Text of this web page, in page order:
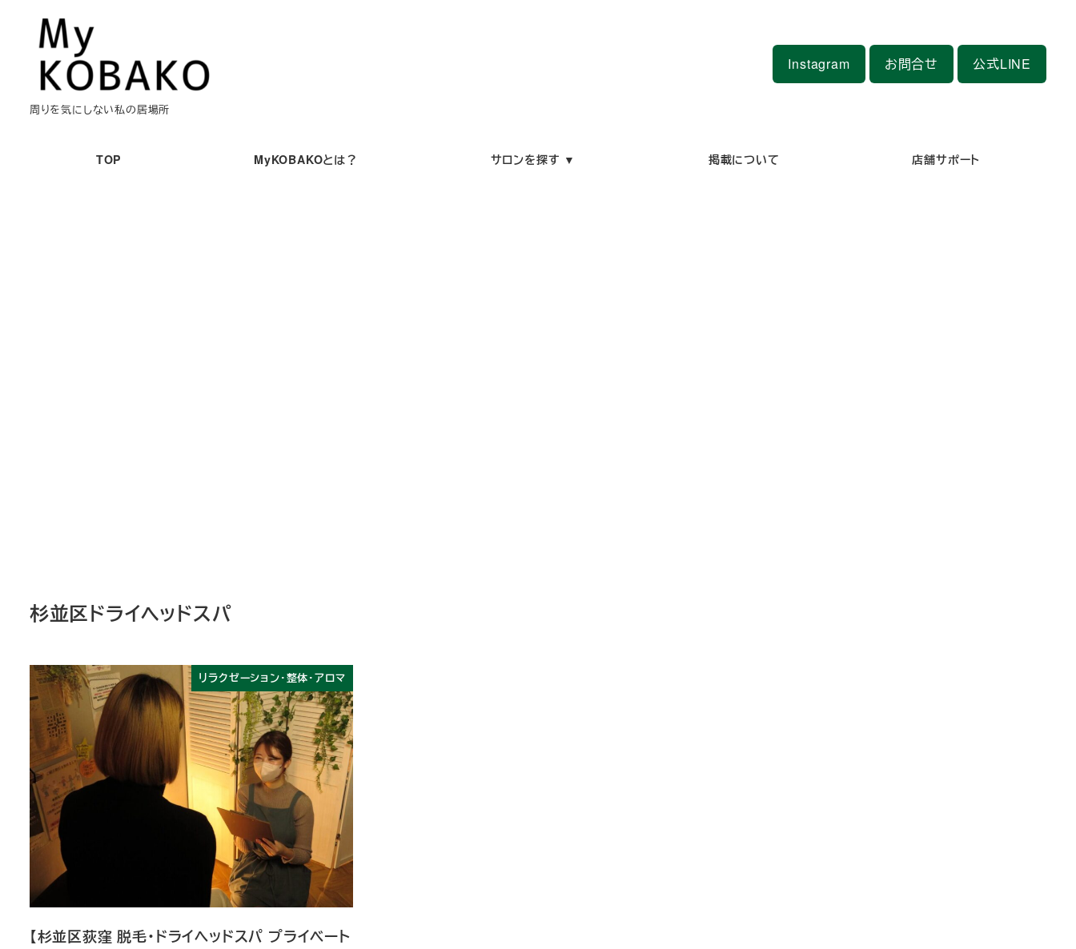
周りを気にしない私の居場所
Instagram お問合せ 公式LINE
TOP MyKOBAKOとは？ サロンを探す ▼ 掲載について 店舗サポート
杉並区ドライヘッドスパ
リラクゼーション・整体・アロマ
【杉並区荻窪 脱毛・ドライヘッドスパ プライベート